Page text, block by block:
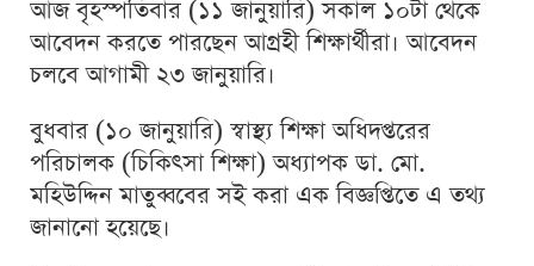
আজ বৃহস্পতিবার (১১ জানুয়ারি) সকাল ১০টা থেকে
আবেদন করতে পারছেন আগ্রহী শিক্ষার্থীরা। আবেদন
চলবে আগামী ২৩ জানুয়ারি।
বুধবার (১০ জানুয়ারি) স্বাস্থ্য শিক্ষা অধিদপ্তরের
পরিচালক (চিকিৎসা শিক্ষা) অধ্যাপক ডা. মো.
মহিউদ্দিন মাতুব্ববের সই করা এক বিজ্ঞপ্তিতে এ তথ্য
জানানো হয়েছে।